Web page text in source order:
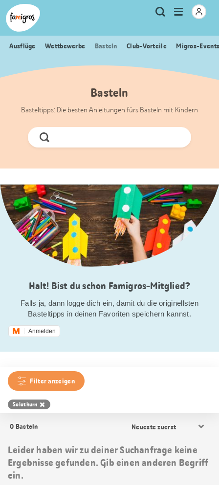
Sprungmarken
Navigation
Header
Logo
Meta
Navigation
Suche
Menu
öffnen
Ausflüge Wettbewerbe Basteln Club-Vorteile Migros-
Basteln
Basteltipps: Die besten Anleitungen fürs Basteln mit Kindern
Jetzt
Suchen
Halt! Bist du schon Famigros-Mitglied?
Falls ja, dann logge dich ein, damit du die originellsten
Basteltipps in deinen Favoriten speichern kannst.
Anmelden
Filter anzeigen
Solothurn
0 Basteln
Sortierung
Leider haben wir zu deiner Suchanfrage keine
Ergebnisse gefunden. Gib einen anderen Begriff
ein.